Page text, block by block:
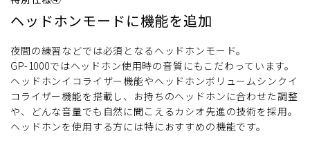
ヘッドホンモードに機能を追加
夜間の練習などでは必須となるヘッドホンモード。
GP-1000ではヘッドホン使用時の音質にもこだわっています。
ヘッドホンイコライザー機能やヘッドホンボリュームシンクイ
コライザー機能を搭載し、お持ちのヘッドホンに合わせた調整
や、どんな音量でも自然に聞こえるカシオ先進の技術を採用。
ヘッドホンを使用する方には特におすすめの機能です。